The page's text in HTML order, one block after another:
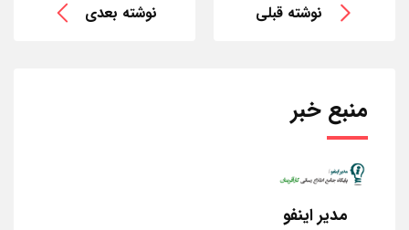
نوشته قبلی نوشته بعدی
منبع خبر
مدیر اینفو